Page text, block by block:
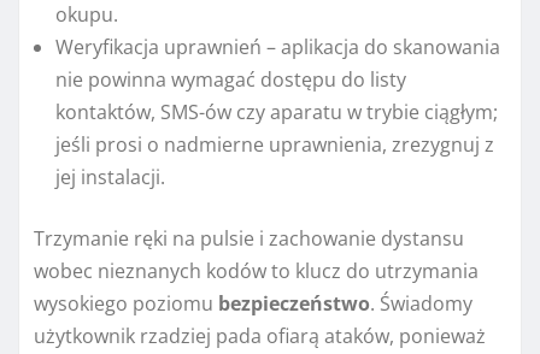
okupu.
Weryfikacja uprawnień – aplikacja do skanowania
nie powinna wymagać dostępu do listy
kontaktów, SMS-ów czy aparatu w trybie ciągłym;
jeśli prosi o nadmierne uprawnienia, zrezygnuj z
jej instalacji.
Trzymanie ręki na pulsie i zachowanie dystansu
wobec nieznanych kodów to klucz do utrzymania
wysokiego poziomu bezpieczeństwo. Świadomy
użytkownik rzadziej pada ofiarą ataków, ponieważ